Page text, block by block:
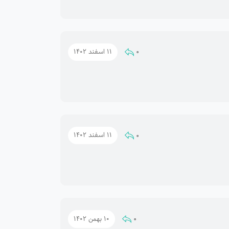
0 11 اسفند 1402
0 11 اسفند 1402
0 10 بهمن 1402